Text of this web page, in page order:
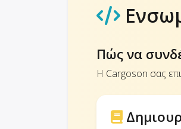
Πώς να
Η Cargoson σας